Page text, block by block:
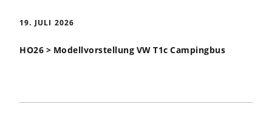
19. JULI 2026
HO26 > Modellvorstellung VW T1c Campingbus